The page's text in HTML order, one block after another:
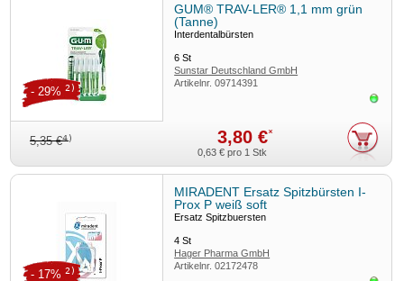
GUM® TRAV-LER® 1,1 mm grün
(Tanne)
Interdentalbürsten
6St
Sunstar Deutschland GmbH
Artikelnr.09714391
5,35 €4) 3,80 €*
- 29% 2)
0,63 € pro 1 Stk
MIRADENT Ersatz Spitzbürsten I-
Prox P weiß soft
Ersatz Spitzbuersten
4St
Hager Pharma GmbH
Artikelnr.02172478
- 17% 2)